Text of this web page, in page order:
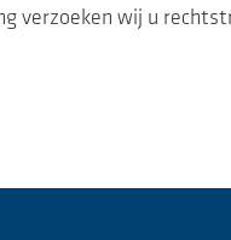
verzoeken wij u